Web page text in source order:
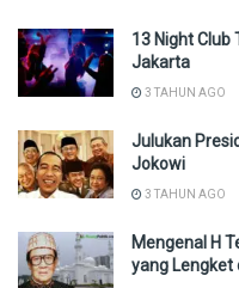
13 Night Club
Jakarta
3 TAHUN AGO
Julukan
Jokowi
3 TAHUN AGO
Mengenal H
yang Lengket